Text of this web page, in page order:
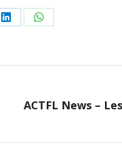
Share
LinkedIn
Share
WhatsApp
Next
ACTFL News –